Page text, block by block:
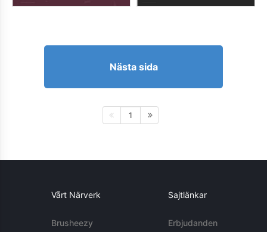
Nästa sida
1
Vårt Närverk
Brusheezy
Sajtlänkar
Erbjudanden